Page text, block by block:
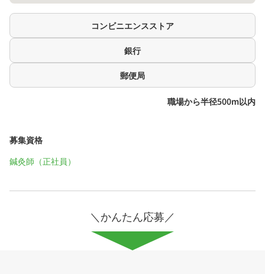
コンビニエンスストア
銀行
郵便局
職場から半径500m以内
募集資格
鍼灸師（正社員）
＼かんたん応募／